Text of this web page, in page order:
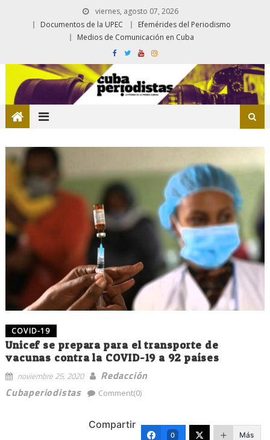
viernes, agosto 07, 2026
Documentos de la UPEC
Efemérides del Periodismo
Medios de Comunicación en Cuba
COVID-19
Unicef se prepara para el transporte de
vacunas contra la COVID-19 a 92 países
noviembre 25, 2020
Redacción
Cubaperiodistas
Comment(0)
Compartir
0 Más